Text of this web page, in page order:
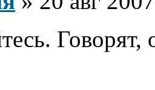
Говорят,